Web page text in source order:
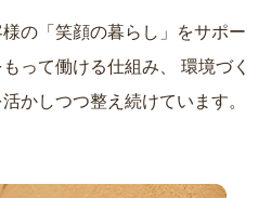
の「笑顔の暮らし」をサポー
って働ける仕組み、
かしつつ整え続けています。